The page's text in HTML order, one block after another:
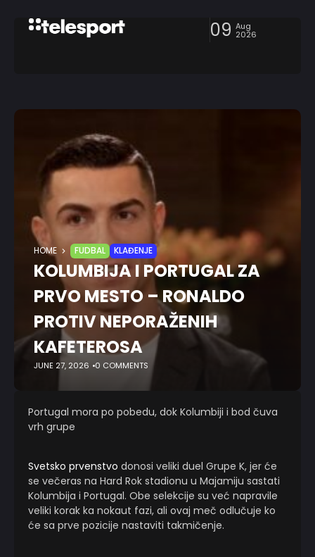
09 Aug
2026
HOME FUDBAL KLAĐENJE
KOLUMBIJA I PORTUGAL ZA
PRVO MESTO – RONALDO
PROTIV NEPORAŽENIH
KAFETEROSA
JUNE 27, 2026 0 COMMENTS
Portugal mora po pobedu, dok Kolumbiji i bod čuva
vrh grupe
Svetsko prvenstvo donosi veliki duel Grupe K, jer će
se večeras na Hard Rok stadionu u Majamiju sastati
Kolumbija i Portugal. Obe selekcije su već napravile
veliki korak ka nokaut fazi, ali ovaj meč odlučuje ko
će sa prve pozicije nastaviti takmičenje.